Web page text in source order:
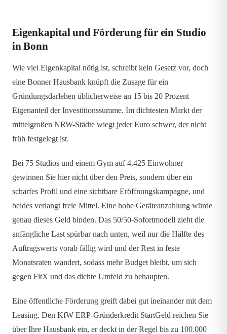
Eigenkapital und Förderung für ein Studio
in Bonn
Wie viel Eigenkapital nötig ist, schreibt kein Gesetz vor, doch
eine Bonner Hausbank knüpft die Zusage für ein
Gründungsdarlehen üblicherweise an 15 bis 20 Prozent
Eigenanteil der Investitionssumme. Im dichtesten Markt der
mittelgroßen NRW-Städte wiegt jeder Euro schwer, der nicht
früh festgelegt ist.
Bei 75 Studios und einem Gym auf 4.425 Einwohner
gewinnen Sie hier nicht über den Preis, sondern über ein
scharfes Profil und eine sichtbare Eröffnungskampagne, und
beides verlangt freie Mittel. Eine hohe Geräteanzahlung würde
genau dieses Geld binden. Das 50/50-Sofortmodell zieht die
anfängliche Last spürbar nach unten, weil nur die Hälfte des
Auftragswerts vorab fällig wird und der Rest in feste
Monatsraten wandert, sodass mehr Budget bleibt, um sich
gegen FitX und das dichte Umfeld zu behaupten.
Eine öffentliche Förderung greift dabei gut ineinander mit dem
Leasing. Den KfW ERP-Gründerkredit StartGeld reichen Sie
über Ihre Hausbank ein, er deckt in der Regel bis zu 100.000